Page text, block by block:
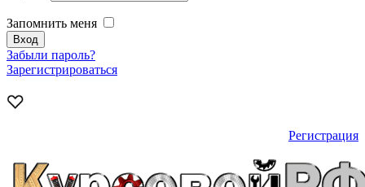
Запомнить меня
Забыли пароль?
Зарегистрироваться
Регистрация